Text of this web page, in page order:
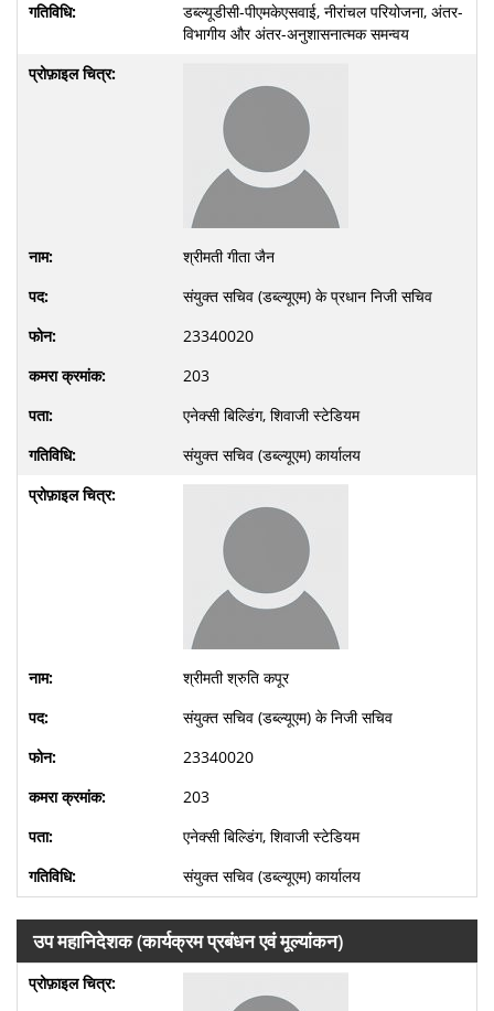
डब्ल्यूडीसी-पीएमकेएसवाई, नीरांचल परियोजना, अंतर-
विभागीय और अंतर-अनुशासनात्मक समन्वय
श्रीमती गीता जैन
संयुक्त सचिव (डब्ल्यूएम) के प्रधान निजी सचिव
23340020
203
एनेक्सी बिल्डिंग, शिवाजी स्टेडियम
संयुक्त सचिव (डब्ल्यूएम) कार्यालय
श्रीमती श्रुति कपूर
संयुक्त सचिव (डब्ल्यूएम) के निजी सचिव
23340020
203
एनेक्सी बिल्डिंग, शिवाजी स्टेडियम
संयुक्त सचिव (डब्ल्यूएम) कार्यालय
उप महानिदेशक (कार्यक्रम प्रबंधन एवं मूल्यांकन)